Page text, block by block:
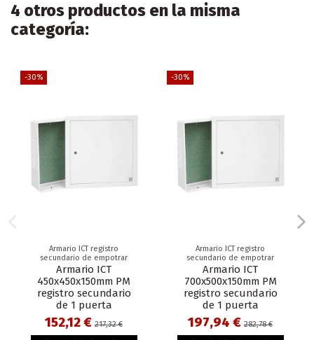
4 otros productos en la misma
categoría:
-30%
Armario ICT registro
secundario de empotrar
Armario ICT
450x450x150mm PM
registro secundario
de 1 puerta
152,12 € 217,32 €
-30%
Armario ICT registro
secundario de empotrar
Armario ICT
700x500x150mm PM
registro secundario
de 1 puerta
197,94 € 282,78 €